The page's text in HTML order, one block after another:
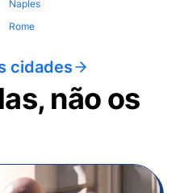
Naples
Rome
cidades
não os